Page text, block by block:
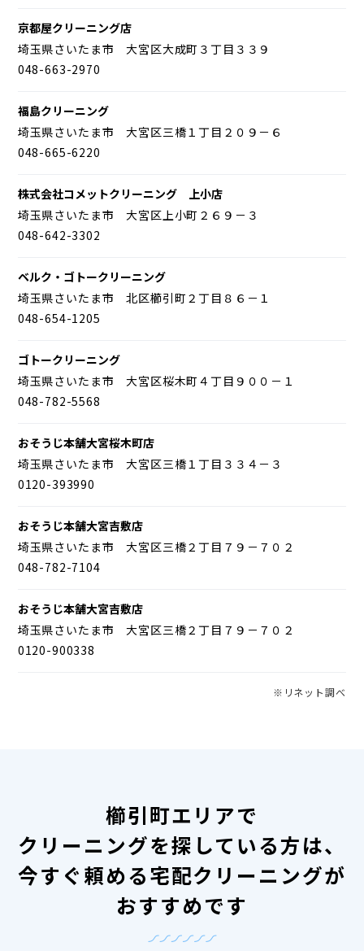
京都屋クリーニング店
埼玉県さいたま市 大宮区大成町３丁目３３９
048-663-2970
福島クリーニング
埼玉県さいたま市 大宮区三橋１丁目２０９－６
048-665-6220
株式会社コメットクリーニング 上小店
埼玉県さいたま市 大宮区上小町２６９－３
048-642-3302
ベルク・ゴトークリーニング
埼玉県さいたま市 北区櫛引町２丁目８６－１
048-654-1205
ゴトークリーニング
埼玉県さいたま市 大宮区桜木町４丁目９００－１
048-782-5568
おそうじ本舗大宮桜木町店
埼玉県さいたま市 大宮区三橋１丁目３３４－３
0120-393990
おそうじ本舗大宮吉敷店
埼玉県さいたま市 大宮区三橋２丁目７９－７０２
048-782-7104
おそうじ本舗大宮吉敷店
埼玉県さいたま市 大宮区三橋２丁目７９－７０２
0120-900338
※リネット調べ
櫛引町エリアで
クリーニングを探している方は、
今すぐ頼める宅配クリーニングが
おすすめです